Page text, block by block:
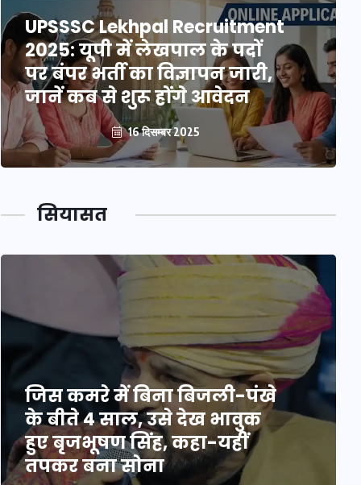
UPSSSC Lekhpal Recruitment
2025: यूपी में लेखपाल के पदों
पर बंपर भर्ती का विज्ञापन जारी,
जानें कब से शुरू होंगे आवेदन
16 दिसम्बर 2025
सियासत
जिस कमरे में बिना बिजली-पंखे
के बीते 4 साल, उसे देख भावुक
हुए बृजभूषण सिंह, कहा-यहीं
तपकर बना सोना